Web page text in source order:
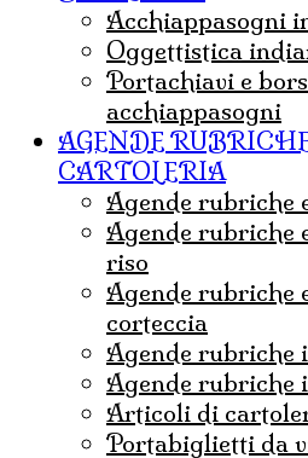
acchiappasogni
Oggettistica
Portachiavi e borsettine
acchiappasogni
AGENDE RUBRICHE ALBUM E
CARTOLERIA
agende
agende rubriche e album in carta di
riso
agende rubriche e album in foglie e
corteccia
agende
agende rubriche
articoli di
portabiglietti da visita portalettere